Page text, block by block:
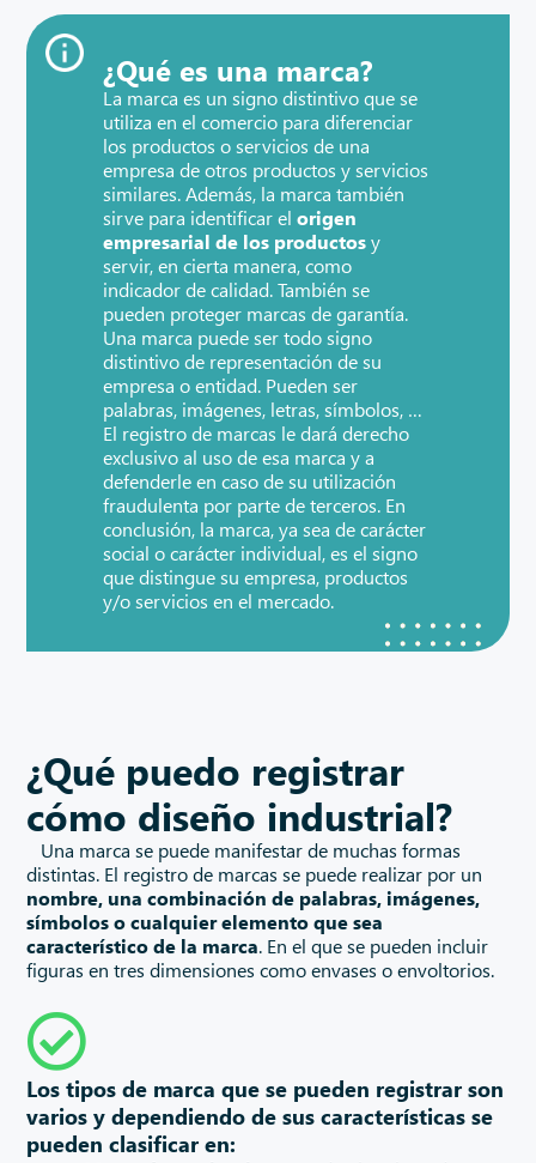
¿Qué es una marca?
La marca es un signo distintivo que se
utiliza en el comercio para diferenciar
los productos o servicios de una
empresa de otros productos y servicios
similares. Además, la marca también
sirve para identificar elorigen
empresarial de los productosy
servir, en cierta manera, como
indicador de calidad. También se
pueden proteger marcas de garantía.
Una marca puede ser todo signo
distintivo de representación de su
empresa o entidad. Pueden ser
palabras, imágenes, letras, símbolos, …
El registro de marcas le dará derecho
exclusivo al uso de esa marca y a
defenderle en caso de su utilización
fraudulenta por parte de terceros. En
conclusión, la marca, ya sea de carácter
social o carácter individual, es el signo
que distingue su empresa, productos
y/o servicios en el mercado.
¿Qué puedo registrar
cómo diseño industrial?
Una marca se puede manifestar de muchas formas
distintas. El registro de marcas se puede realizar por un
nombre, una combinación de palabras, imágenes,
símbolos o cualquier elemento que sea
característico de la marca. En el que se pueden incluir
figuras en tres dimensiones como envases o envoltorios.
Los tipos de marca que se pueden registrar son
varios y dependiendo de sus características se
pueden clasificar en: